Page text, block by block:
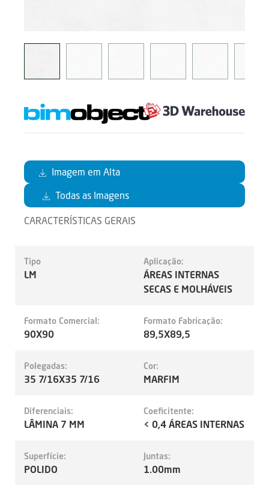
Imagem em Alta
Todas as Imagens
CARACTERÍSTICAS GERAIS
Tipo
LM
Aplicação:
ÁREAS INTERNAS
SECAS E MOLHÁVEIS
Formato Comercial:
90X90
Formato Fabricação:
89,5X89,5
Polegadas:
35 7/16X35 7/16
Cor:
MARFIM
Diferenciais:
LÂMINA 7 MM
Coeficitente:
< 0,4 ÁREAS INTERNAS
Superfície:
POLIDO
Juntas:
1.00mm